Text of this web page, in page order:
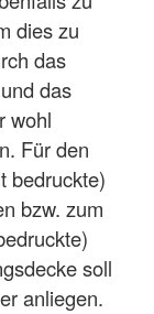
dies zu
das
das
wohl
Für den
bedruckte)
bzw. zum
soll
anliegen.